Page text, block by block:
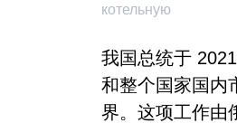
котельную
我国总统于
和整个国家国内
界。这项工作由